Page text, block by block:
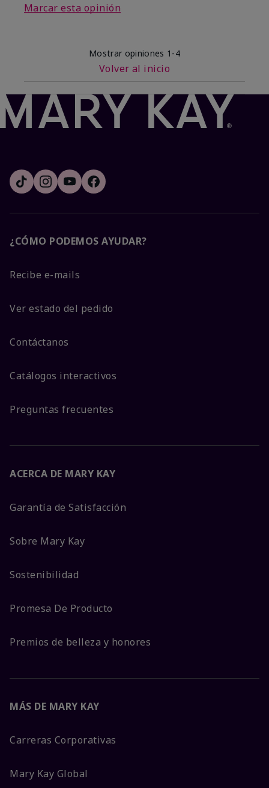
Marcar esta opinión
Mostrar opiniones 1-4
Volver al inicio
¿CÓMO PODEMOS AYUDAR?
Recibe e-mails
Ver estado del pedido
Contáctanos
Catálogos interactivos
Preguntas frecuentes
ACERCA DE MARY KAY
Garantía de Satisfacción
Sobre Mary Kay
Sostenibilidad
Promesa De Producto
Premios de belleza y honores
MÁS DE MARY KAY
Carreras Corporativas
Mary Kay Global